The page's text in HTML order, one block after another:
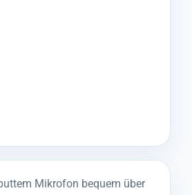
Mikrofon bequem über